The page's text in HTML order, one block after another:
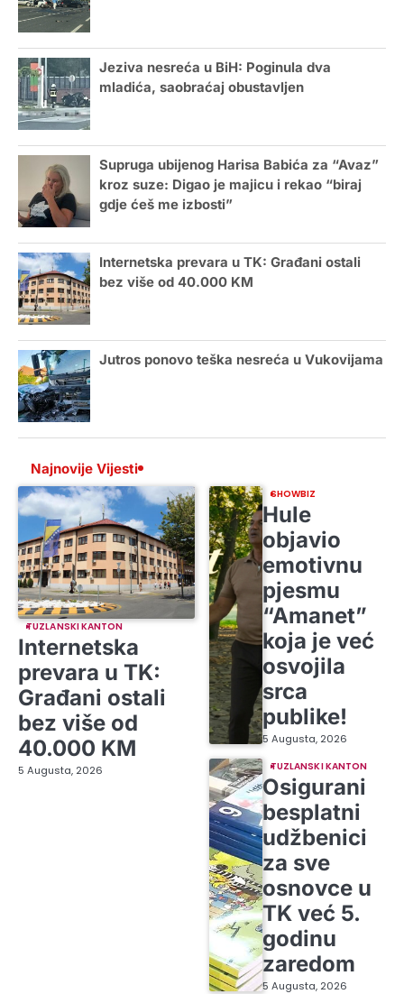
Jeziva nesreća u BiH: Poginula dva
mladića, saobraćaj obustavljen
Supruga ubijenog Harisa Babića za “Avaz”
kroz suze: Digao je majicu i rekao “biraj
gdje ćeš me izbosti”
Internetska prevara u TK: Građani ostali
bez više od 40.000 KM
Jutros ponovo teška nesreća u Vukovijama
Najnovije Vijesti
TUZLANSKI KANTON
Internetska
prevara u TK:
Građani ostali
bez više od
40.000 KM
5 Augusta, 2026
SHOWBIZ
Hule
objavio
emotivnu
pjesmu
“Amanet”
koja je već
osvojila
srca
publike!
5 Augusta, 2026
TUZLANSKI KANTON
Osigurani
besplatni
udžbenici
za sve
osnovce u
TK već 5.
godinu
zaredom
5 Augusta, 2026